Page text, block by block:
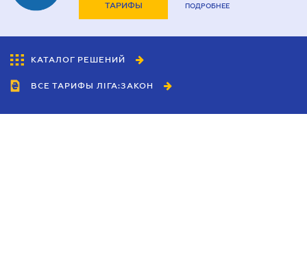
ТАРИФЫ ПОДРОБНЕЕ
КАТАЛОГ РЕШЕНИЙ
ВСЕ ТАРИФЫ ЛІГА:ЗАКОН